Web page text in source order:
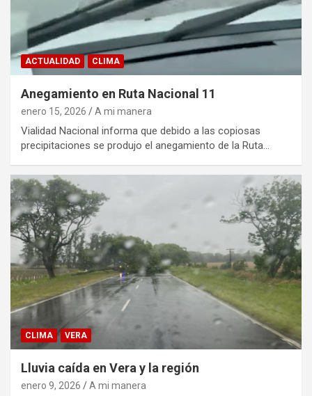
ACTUALIDAD CLIMA
Anegamiento en Ruta Nacional 11
enero 15, 2026 A mi manera
Vialidad Nacional informa que debido a las copiosas
precipitaciones se produjo el anegamiento de la Ruta…
CLIMA VERA
Lluvia caída en Vera y la región
enero 9, 2026 A mi manera